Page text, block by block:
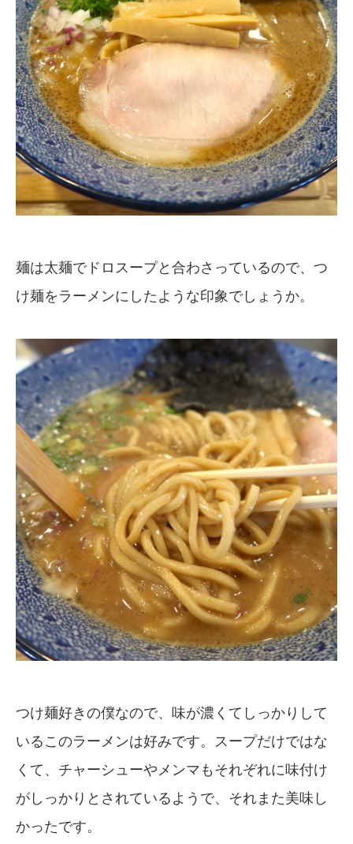
麺は太麺でドロスープと合わさっているので、つ
け麺をラーメンにしたような印象でしょうか。
つけ麺好きの僕なので、味が濃くてしっかりして
いるこのラーメンは好みです。スープだけではな
くて、チャーシューやメンマもそれぞれに味付け
がしっかりとされているようで、それまた美味し
かったです。